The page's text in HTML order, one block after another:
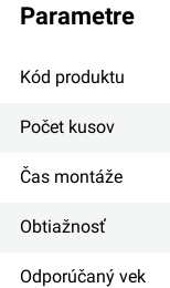
parametre
Kód produktu
Počet kusov
Čas montáže
Obtiažnosť
Odporúčaný vek